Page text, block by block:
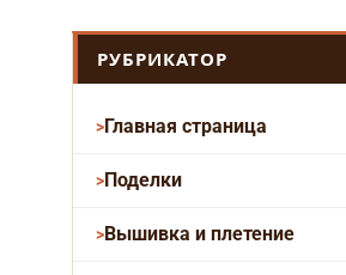
РУБРИКАТОР
Главная страница
Поделки
Вышивка и плетение